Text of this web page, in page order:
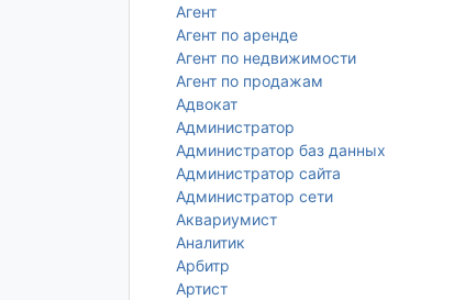
Агент
Агент по аренде
Агент по недвижимости
Агент по продажам
Адвокат
Администратор
Администратор баз данных
Администратор сайта
Администратор сети
Аквариумист
Аналитик
Арбитр
Артист